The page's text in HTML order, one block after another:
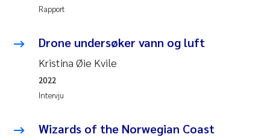
Rapport
Drone undersøker vann og luft
Kristina Øie Kvile
Intervju
2022
Wizards of the Norwegian Coast